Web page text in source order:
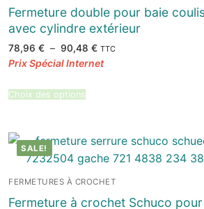
Fermeture double pour baie
avec cylindre extérieur
78,96 € – 90,48 €Plage
prix :
TTC
Choix des options
SALE!
FERMETURES À CROCHET
Fermeture à crochet Schuco